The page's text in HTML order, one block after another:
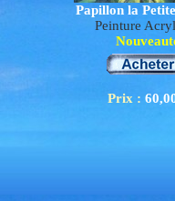
Papillon la
Peinture
Prix :